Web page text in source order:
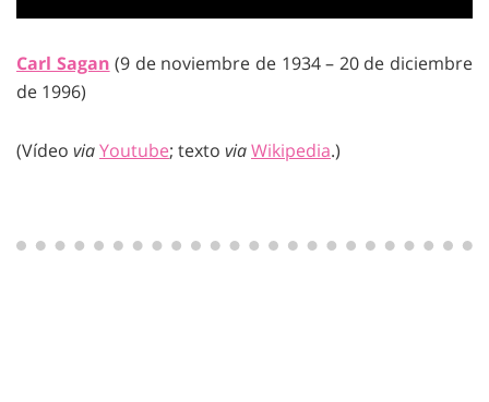
Carl Sagan (9 de noviembre de 1934 – 20 de diciembre
de 1996)
(Vídeo viaYoutube; texto viaWikipedia.)